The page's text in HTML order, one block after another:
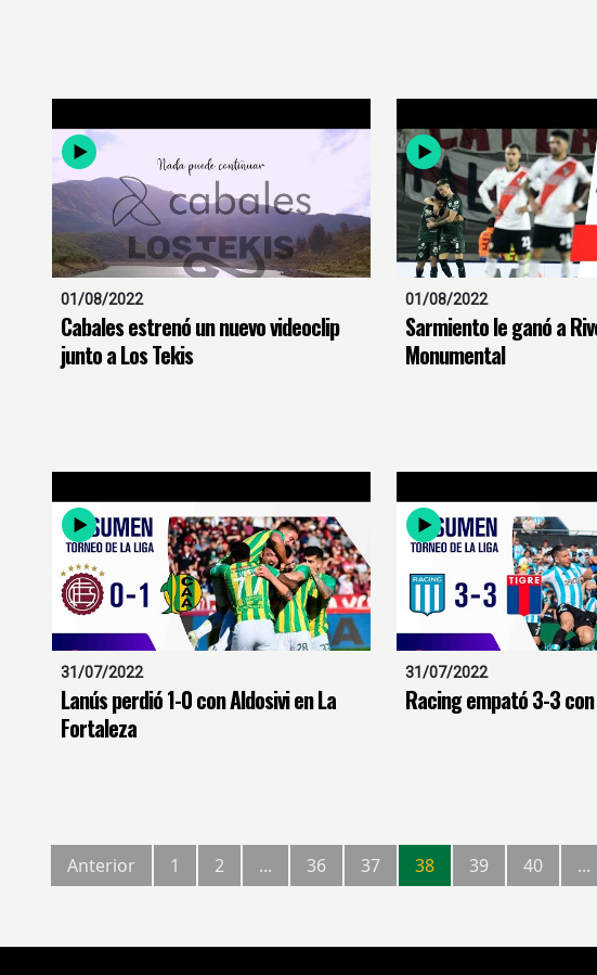
01/08/2022
Cabales estrenó un nuevo videoclip
junto a Los Tekis
01/08/2022
Sarmiento le ganó a
Monumental
31/07/2022
Lanús perdió 1-0 con Aldosivi en La
Fortaleza
31/07/2022
Racing empató 3-3
Anterior 1 2 ... 36 37 38 39 40 ...